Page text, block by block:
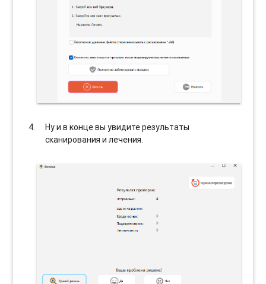
Ну и в конце вы увидите результаты
сканирования и лечения.